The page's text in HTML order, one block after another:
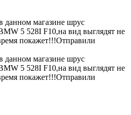
данном магазине шрус
5 528I F10,на вид выглядят не
покажет!!!Отправили
данном магазине шрус
5 528I F10,на вид выглядят не
покажет!!!Отправили